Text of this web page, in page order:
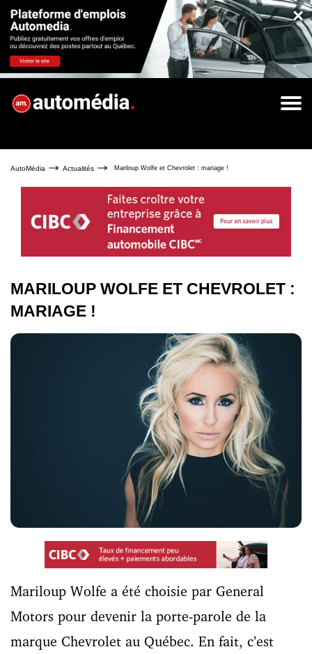
×
AutoMédia Actualités Mariloup Wolfe et Chevrolet : mariage !
MARILOUP WOLFE ET CHEVROLET :
MARIAGE !
Mariloup Wolfe a été choisie par General
Motors pour devenir la porte-parole de la
marque Chevrolet au Québec. En fait, c’est